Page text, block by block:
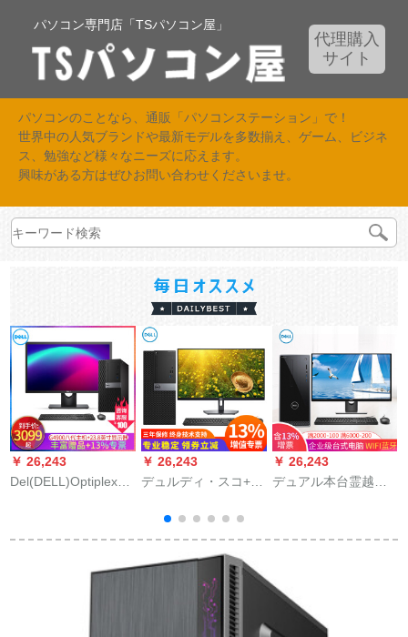
パソコン専門店「TSパソコン屋」
代理購入
サイト
パソコンのことなら、通販「パソコンステーション」で！
世界中の人気ブランドや最新モデルを多数揃え、ゲーム、ビジネ
ス、勉強など様々なニーズに応えます。
興味がある方はぜひお問い合わせくださいませ。
￥ 26,243
Del(DELL)Optiplex
ック本ステム用ディ
￥ 26,243
デュルディ・スコ+27
シュシュ防眩ディッ
プ-SE 2719 H 7-
8700/16 G/1 T+256/2
Gグラフド
￥ 26,243
デュアル本台霊越
1 TB GT 710-2 Gグ